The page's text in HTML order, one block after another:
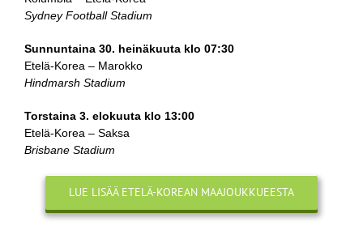
Sydney Football Stadium
Sunnuntaina 30. heinäkuuta klo 07:30
Etelä-Korea – Marokko
Hindmarsh Stadium
Torstaina 3. elokuuta klo 13:00
Etelä-Korea – Saksa
Brisbane Stadium
LUE LISÄÄ ETELÄ-KOREAN MAAJOUKKUEESTA